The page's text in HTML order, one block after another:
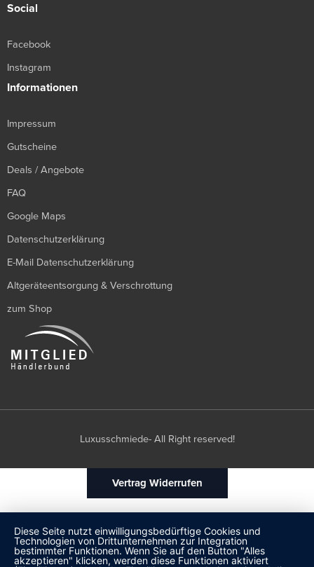
Social
Facebook
Instagram
Informationen
Impressum
Gutscheine
Deals / Angebote
FAQ
Google Maps
Datenschutzerklärung
E-Mail Datenschutzerklärung
Altgeräteentsorgung & Verschrottung
zum Shop
Luxusschmiede- All Right reserved!
Vertrag Widerrufen
Diese Seite nutzt einwilligungsbedürftige Cookies und
Technologien von Drittunternehmen zur Integration
bestimmter Funktionen. Wenn Sie auf den Button "Alles
akzeptieren" klicken, werden diese Funktionen aktiviert